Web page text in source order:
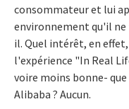
consommateur et lui
environnement qu'il
il. Quel intérêt, en
l'expérience "In Real
voire moins bonne-
Alibaba ? Aucun.